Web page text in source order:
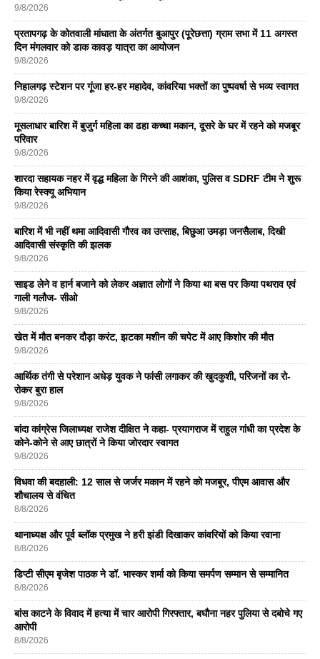
9/8/2026
प्रतापगढ़ के कोतवाली मांधाता के अंतर्गत बुआपुर (पूरेछत्ता) ग्राम सभा में 11 अगस्त
दिन मंगलवार को डाक कावड़ यात्रा का आयोजन
9/8/2026
निहालगढ़ स्टेशन पर गूंजा हर-हर महादेव, कांवरिया भक्तों का पुष्पवर्षा से भव्य स्वागत
9/8/2026
मूसलाधार बारिश में बुजुर्ग महिला का ढहा कच्चा मकान, दूसरे के घर में रहने को मजबूर
परिवार
9/8/2026
शारदा सहायक नहर में वृद्ध महिला के गिरने की आशंका, पुलिस व SDRF टीम ने शुरू
किया रेस्क्यू अभियान
9/8/2026
बारिश में भी नहीं थमा आदिवासी गौरव का उत्साह, बिछुआ उमड़ा जनसैलाब, दिखी
आदिवासी संस्कृति की झलक
9/8/2026
साइड लेने व हार्न बजाने को लेकर अज्ञात लोगों ने किया था बस पर किया पथराव एवं
गाली गलौज- सीओ
9/8/2026
खेत में मौत बनकर दौड़ा करंट, झटका मशीन की चपेट में आए किशोर की मौत
9/8/2026
आर्थिक तंगी से परेशान अधेड़ युवक ने फांसी लगाकर की खुदकुशी, परिजनों का रो-
रोकर बुरा हाल
9/8/2026
बांदा कांग्रेस जिलाध्यक्ष राजेश दीक्षित ने कहा- प्रयागराज में राहुल गांधी का प्रदेश के
कोने-कोने से आए छात्रों ने किया जोरदार स्वागत
9/8/2026
विधवा की बदहाली: 12 साल से जर्जर मकान में रहने को मजबूर, पीएम आवास और
शौचालय से वंचित
8/8/2026
थानाध्यक्ष और पूर्व ब्लॉक प्रमुख ने हरी झंडी दिखाकर कांवरियों को किया रवाना
8/8/2026
डिप्टी सीएम बृजेश पाठक ने डॉ. भास्कर शर्मा को किया समर्पण सम्मान से सम्मानित
8/8/2026
बांस काटने के विवाद में हत्या में चार आरोपी गिरफ्तार, बघौना नहर पुलिया से दबोचे गए
आरोपी
8/8/2026